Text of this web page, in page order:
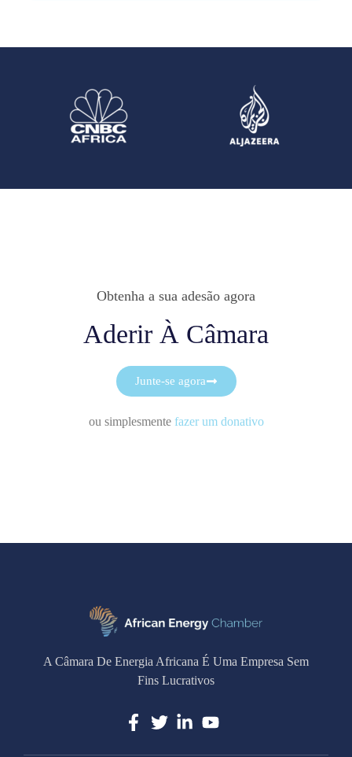
Obtenha a sua adesão agora
Aderir À Câmara
Junte-se agora
ou simplesmente fazer um donativo
A Câmara De Energia Africana É Uma Empresa Sem
Fins Lucrativos